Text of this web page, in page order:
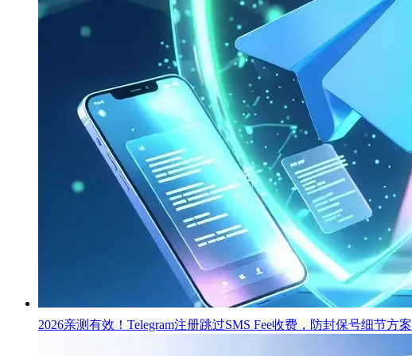
2026亲测有效！Telegram注册跳过SMS Fee收费，防封保号细节方案